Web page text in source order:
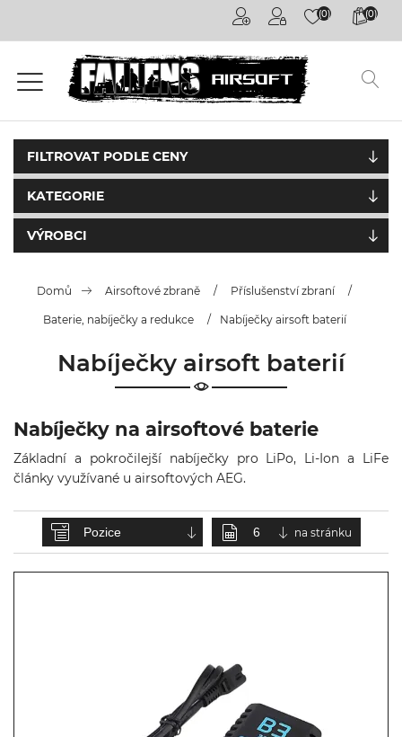
(0) (0)
Airsoftové
kuličky
6mm
Airsoftové
zbraně
Výstroj
a
oblečení
Pyrotechnika
příslušenství
& Taktická
strava
Merch
FILTROVAT PODLE CENY
KATEGORIE
VÝROBCI
Domů Airsoftové zbraně / Příslušenství zbraní /
Baterie, nabíječky a redukce / Nabíječky airsoft baterií
Nabíječky airsoft baterií
Nabíječky na airsoftové baterie
Základní a pokročilejší nabíječky pro LiPo, Li-Ion a LiFe
články využívané u airsoftových AEG.
na stránku